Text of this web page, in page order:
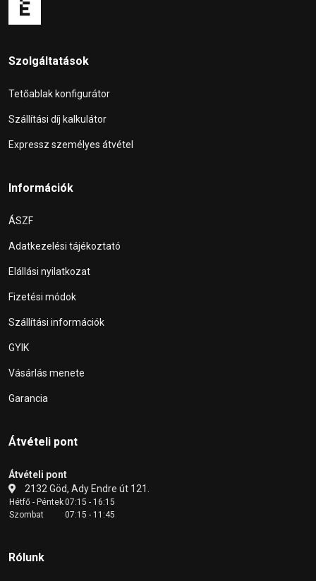
Szolgáltatások
Tetőablak konfigurátor
Szállítási díj kalkulátor
Expressz személyes átvétel
Információk
ÁSZF
Adatkezelési tájékoztató
Elállási nyilatkozat
Fizetési módok
Szállítási információk
GYIK
Vásárlás menete
Garancia
Átvételi pont
Átvételi pont
2132 Göd, Ady Endre út 121.
Hétfő - Péntek07:15 - 16:15
Szombat
07:15 - 11:45
Rólunk